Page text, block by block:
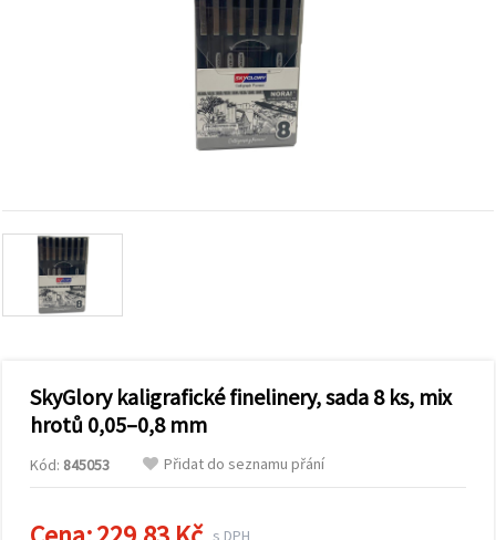
zobrazovali
obsah a
reklamu, a
pomocí
našich
marketing.
Můžete
souhlasit s
všech
cookies
SkyGlory kaligrafické finelinery, sada 8 ks, mix
hrotů 0,05–0,8 mm
Kód: 845053 Přidat do seznamu přání
s DPH